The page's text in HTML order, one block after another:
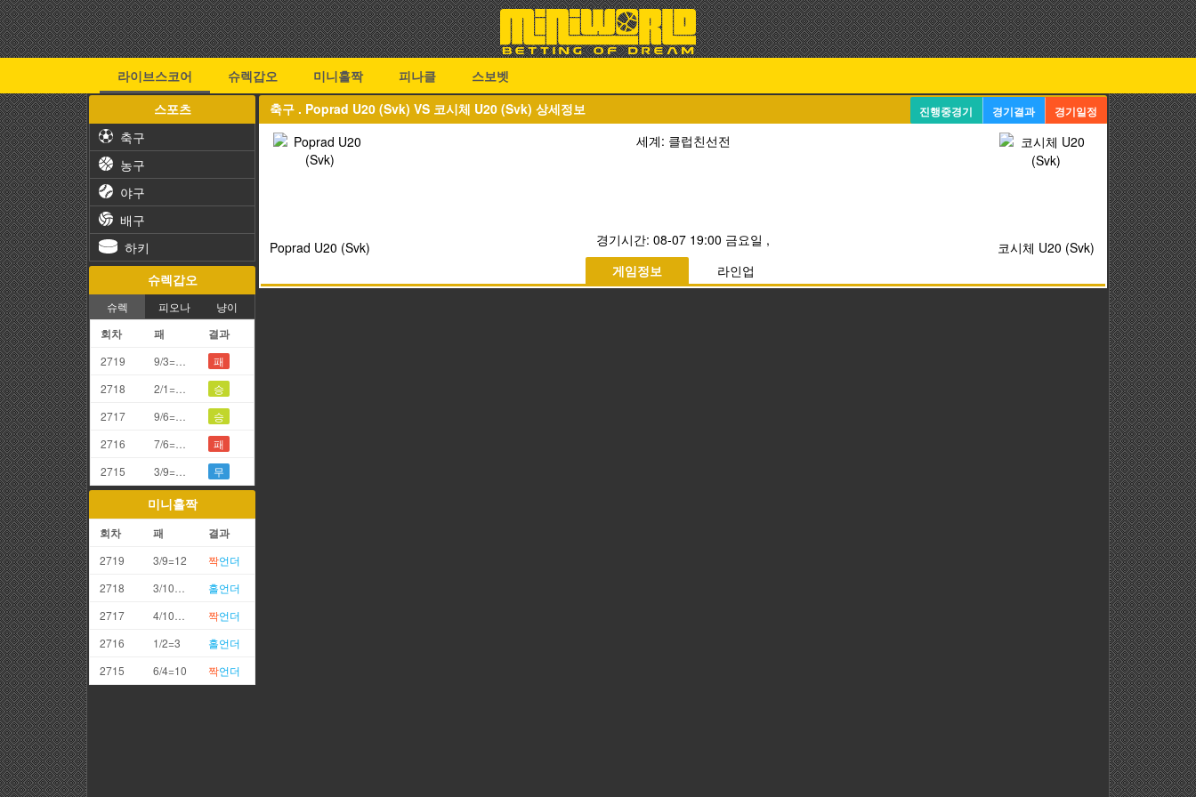
라이브스코어 슈렉갑오 미니홀짝 피나클
스보벳
스포츠
축구
농구
야구
배구
하키
슈렉갑오
슈렉 피오나 냥이
회차 패 결과
2719 9/3=2끗
패
2718
2/1=3끗
승
2717
9/6=5끗
승
2716
7/6=3끗
패
2715
3/9=2끗 무
미니홀짝
회차 패 결과
2719 3/9=12 짝언더
2718
3/10=13 홀언더
2717
4/10=14 짝언더
2716
1/2=3 홀언더
2715
6/4=10 짝언더
축구 . Poprad U20 (Svk) VS 코시체 U20 (Svk) 상세정보 진행중경기 경기결과 경기일정
Poprad U20 (Svk)
세계: 클럽친선전
경기시간:08-07 19:00 금요일 ,
코시체 U20 (Svk)
게임정보
라인업